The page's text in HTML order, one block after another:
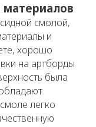
материалов
смолой,
и
хорошо
на артборды
была
легко